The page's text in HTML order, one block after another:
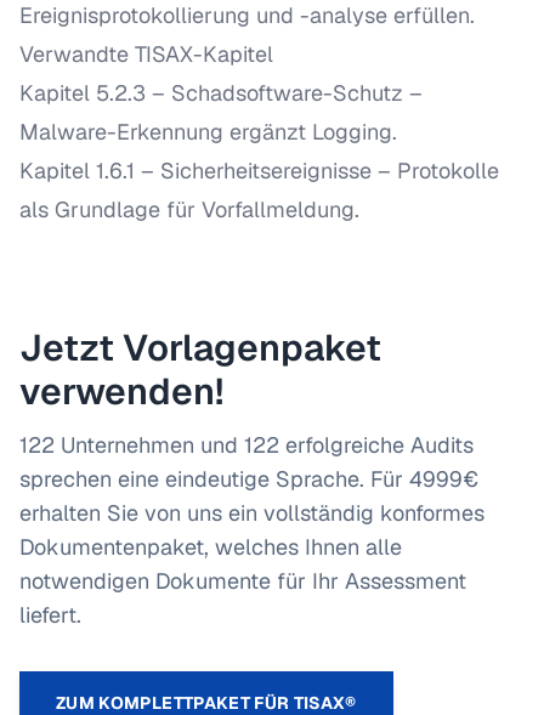
Ereignisprotokollierung und -analyse erfüllen.
Verwandte TISAX-Kapitel
Kapitel 5.2.3 – Schadsoftware-Schutz –
Malware-Erkennung ergänzt Logging.
Kapitel 1.6.1 – Sicherheitsereignisse – Protokolle
als Grundlage für Vorfallmeldung.
Jetzt Vorlagenpaket
verwenden!
122 Unternehmen und 122 erfolgreiche Audits
sprechen eine eindeutige Sprache. Für 4999€
erhalten Sie von uns ein vollständig konformes
Dokumentenpaket, welches Ihnen alle
notwendigen Dokumente für Ihr Assessment
liefert.
ZUM KOMPLETTPAKET FÜR TISAX®